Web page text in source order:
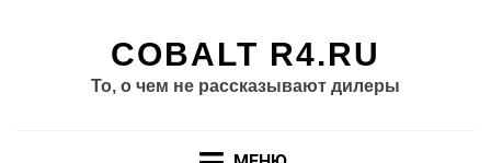
COBALT R4.RU
То, о чем не рассказывают дилеры